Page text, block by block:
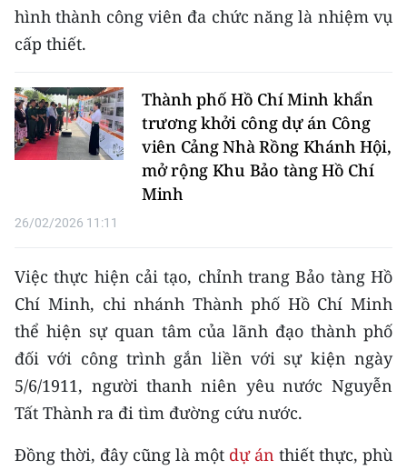
Media Xã hội
Media Du lịch
Media Thế giới
Media Y tế
Media Khoa học - Công nghệ
Media Môi trường
Ảnh
hình thành công viên đa chức năng là nhiệm vụ
cấp thiết.
Thành phố Hồ Chí Minh khẩn
trương khởi công dự án Công
viên Cảng Nhà Rồng Khánh Hội,
mở rộng Khu Bảo tàng Hồ Chí
Minh
26/02/2026 11:11
Việc thực hiện cải tạo, chỉnh trang Bảo tàng Hồ
Chí Minh, chi nhánh Thành phố Hồ Chí Minh
thể hiện sự quan tâm của lãnh đạo thành phố
đối với công trình gắn liền với sự kiện ngày
5/6/1911, người thanh niên yêu nước Nguyễn
Tất Thành ra đi tìm đường cứu nước.
Đồng thời, đây cũng là một dự án thiết thực, phù